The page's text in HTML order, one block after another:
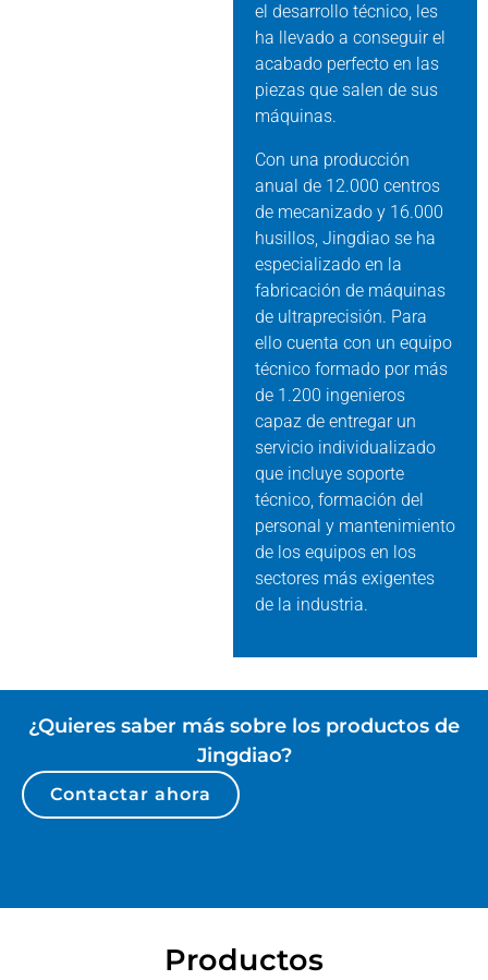
el desarrollo técnico, les
ha llevado a conseguir el
acabado perfecto en las
piezas que salen de sus
máquinas.
Con una producción
anual de 12.000 centros
de mecanizado y 16.000
husillos, Jingdiao se ha
especializado en la
fabricación de máquinas
de ultraprecisión. Para
ello cuenta con un equipo
técnico formado por más
de 1.200 ingenieros
capaz de entregar un
servicio individualizado
que incluye soporte
técnico, formación del
personal y mantenimiento
de los equipos en los
sectores más exigentes
de la industria.
¿Quieres saber más sobre los productos de
Jingdiao?
Contactar ahora
Productos